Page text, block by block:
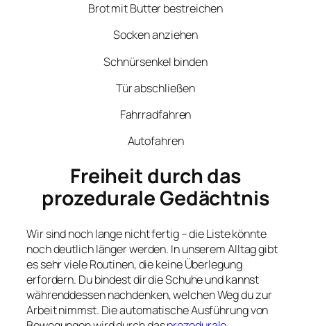
Brot mit Butter bestreichen
Socken anziehen
Schnürsenkel binden
Tür abschließen
Fahrradfahren
Autofahren
Freiheit durch das
prozedurale Gedächtnis
Wir sind noch lange nicht fertig – die Liste könnte
noch deutlich länger werden. In unserem Alltag gibt
es sehr viele Routinen, die keine Überlegung
erfordern. Du bindest dir die Schuhe und kannst
währenddessen nachdenken, welchen Weg du zur
Arbeit nimmst. Die automatische Ausführung von